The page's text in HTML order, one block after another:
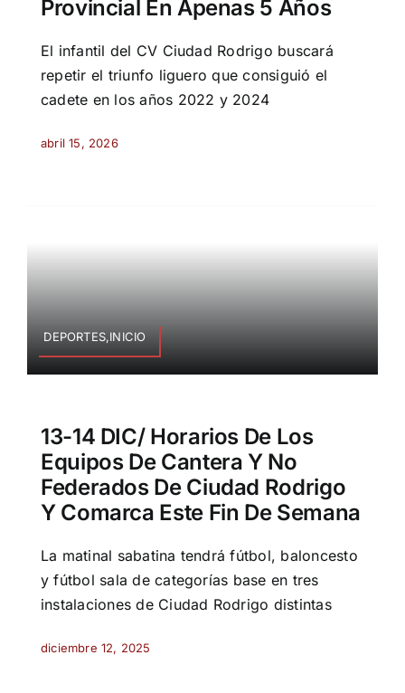
Provincial En Apenas 5 Años
El infantil del CV Ciudad Rodrigo buscará
repetir el triunfo liguero que consiguió el
cadete en los años 2022 y 2024
abril 15, 2026
DEPORTES,INICIO
13-14 DIC/ Horarios De Los
Equipos De Cantera Y No
Federados De Ciudad Rodrigo
Y Comarca Este Fin De Semana
La matinal sabatina tendrá fútbol, baloncesto
y fútbol sala de categorías base en tres
instalaciones de Ciudad Rodrigo distintas
diciembre 12, 2025